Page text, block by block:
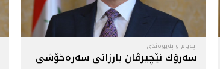
پەیام و پەیوەندی
سه‌رۆك نێچيرڤان بارزانى سه‌ره‌خۆشى